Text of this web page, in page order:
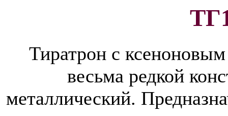
Тиратрон с
весьма редкой
металлический.